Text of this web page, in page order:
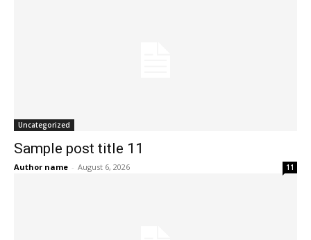
Uncategorized
Sample post title 11
Author name - August 6, 2026 11